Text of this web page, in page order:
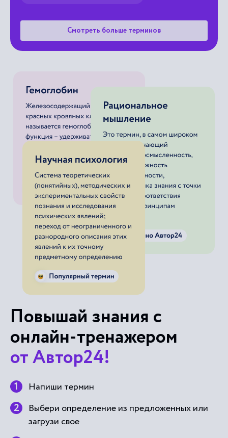
Смотреть больше терминов
Повышай знания с
онлайн-тренажером
от Автор24!
Напиши термин
Выбери определение из предложенных или
загрузи свое